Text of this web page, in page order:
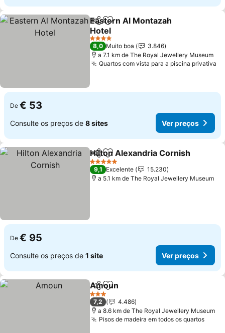
PartilharAdicionar aos favoritos
Eastern Al Montazah
Hotel
4 Estrelas
8,0 Muito boa
3.846
a 7.1 km de The Royal Jewellery Museum
Quartos com vista para a piscina privativa
De € 53
Consulte os preços de 8 sites Ver preços
PartilharAdicionar aos favoritos
Hilton Alexandria Cornish
5 Estrelas
9,1 Excelente
15.230
a 5.1 km de The Royal Jewellery Museum
De € 95
Consulte os preços de 1 site Ver preços
PartilharAdicionar aos favoritos
Amoun
3 Estrelas
7,2
4.486
a 8.6 km de The Royal Jewellery Museum
Pisos de madeira em todos os quartos